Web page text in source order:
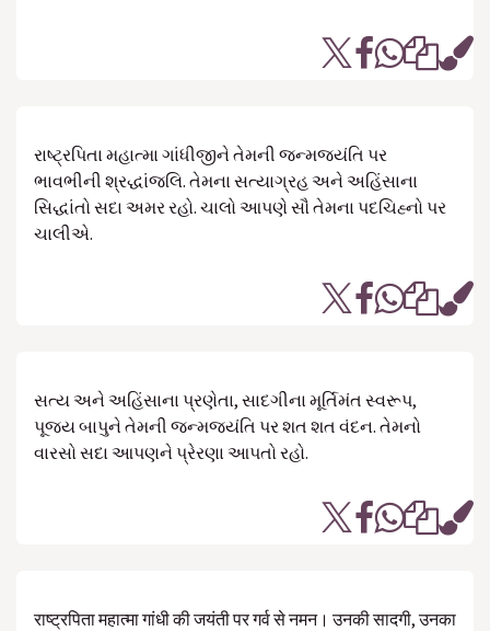
રાષ્ટ્રપિતા મહાત્મા ગાંધીજીને તેમની જન્મજયંતિ પર
ભાવભીની શ્રદ્ધાંજલિ. તેમના સત્યાગ્રહ અને અહિંસાના
સિદ્ધાંતો સદા અમર રહો. ચાલો આપણે સૌ તેમના પદચિહ્નો પર
ચાલીએ.
સત્ય અને અહિંસાના પ્રણેતા, સાદગીના મૂર્તિમંત સ્વરૂપ,
પૂજ્ય બાપુને તેમની જન્મજયંતિ પર શત શત વંદન. તેમનો
વારસો સદા આપણને પ્રેરણા આપતો રહો.
राष्ट्रपिता महात्मा गांधी की जयंती पर गर्व से नमन। उनकी सादगी, उनका